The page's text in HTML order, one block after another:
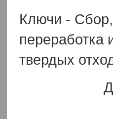
Ключи -
переработка
твердых